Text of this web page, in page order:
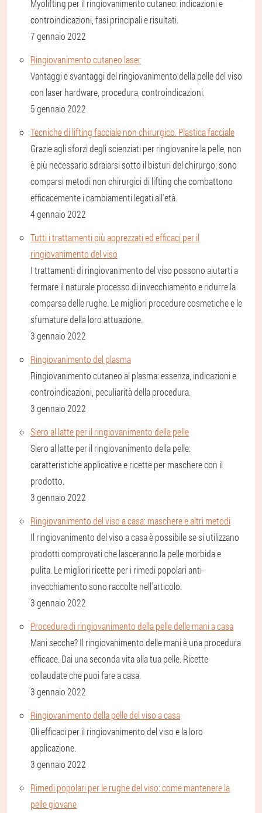
Myolifting per il ringiovanimento cutaneo: indicazioni e
controindicazioni, fasi principali e risultati.
7 gennaio 2022
Ringiovanimento cutaneo laser
Vantaggi e svantaggi del ringiovanimento della pelle del viso
con laser hardware, procedura, controindicazioni.
5 gennaio 2022
Tecniche di lifting facciale non chirurgico. Plastica facciale
Grazie agli sforzi degli scienziati per ringiovanire la pelle, non
è più necessario sdraiarsi sotto il bisturi del chirurgo; sono
comparsi metodi non chirurgici di lifting che combattono
efficacemente i cambiamenti legati all'età.
4 gennaio 2022
Tutti i trattamenti più apprezzati ed efficaci per il
ringiovanimento del viso
I trattamenti di ringiovanimento del viso possono aiutarti a
fermare il naturale processo di invecchiamento e ridurre la
comparsa delle rughe. Le migliori procedure cosmetiche e le
sfumature della loro attuazione.
3 gennaio 2022
Ringiovanimento del plasma
Ringiovanimento cutaneo al plasma: essenza, indicazioni e
controindicazioni, peculiarità della procedura.
3 gennaio 2022
Siero al latte per il ringiovanimento della pelle
Siero al latte per il ringiovanimento della pelle:
caratteristiche applicative e ricette per maschere con il
prodotto.
3 gennaio 2022
Ringiovanimento del viso a casa: maschere e altri metodi
Il ringiovanimento del viso a casa è possibile se si utilizzano
prodotti comprovati che lasceranno la pelle morbida e
pulita. Le migliori ricette per i rimedi popolari anti-
invecchiamento sono raccolte nell'articolo.
3 gennaio 2022
Procedure di ringiovanimento della pelle delle mani a casa
Mani secche? Il ringiovanimento delle mani è una procedura
efficace. Dai una seconda vita alla tua pelle. Ricette
collaudate che puoi fare a casa.
3 gennaio 2022
Ringiovanimento della pelle del viso a casa
Oli efficaci per il ringiovanimento del viso e la loro
applicazione.
3 gennaio 2022
Rimedi popolari per le rughe del viso: come mantenere la
pelle giovane